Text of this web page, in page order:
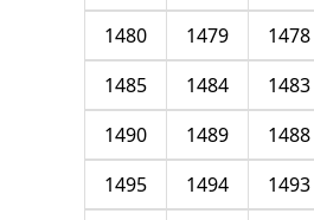
1478
1479
1480
1483
1484
1485
1488
1489
1490
1493
1494
1495